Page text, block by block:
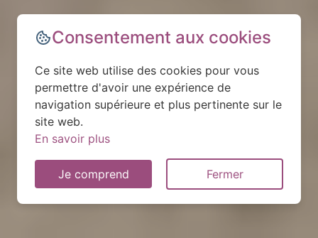
Consentement aux cookies
Ce site web utilise des cookies pour vous
permettre d'avoir une expérience de
navigation supérieure et plus pertinente sur le
site web.
En savoir plus
Je comprend Fermer